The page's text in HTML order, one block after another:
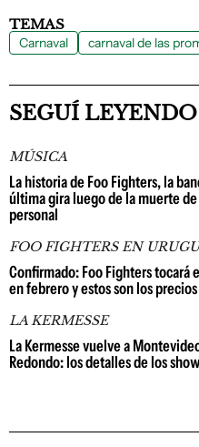
TEMAS
Carnaval carnaval de las
SEGUÍ LEYENDO
MÚSICA
La historia de Foo Fighters, la
última gira luego de la muerte
personal
FOO FIGHTERS EN
Confirmado: Foo Fighters tocará
en febrero y estos son los
LA KERMESSE
La Kermesse vuelve a
Redondo: los detalles de los